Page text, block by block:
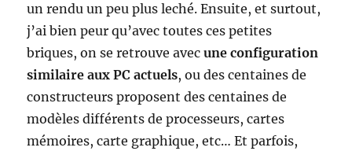
un rendu un peu plus leché. Ensuite, et surtout,
j’ai bien peur qu’avec toutes ces petites
briques, on se retrouve avecune configuration
similaire aux PC actuels, ou des centaines de
constructeurs proposent des centaines de
modèles différents de processeurs, cartes
mémoires, carte graphique, etc… Et parfois,